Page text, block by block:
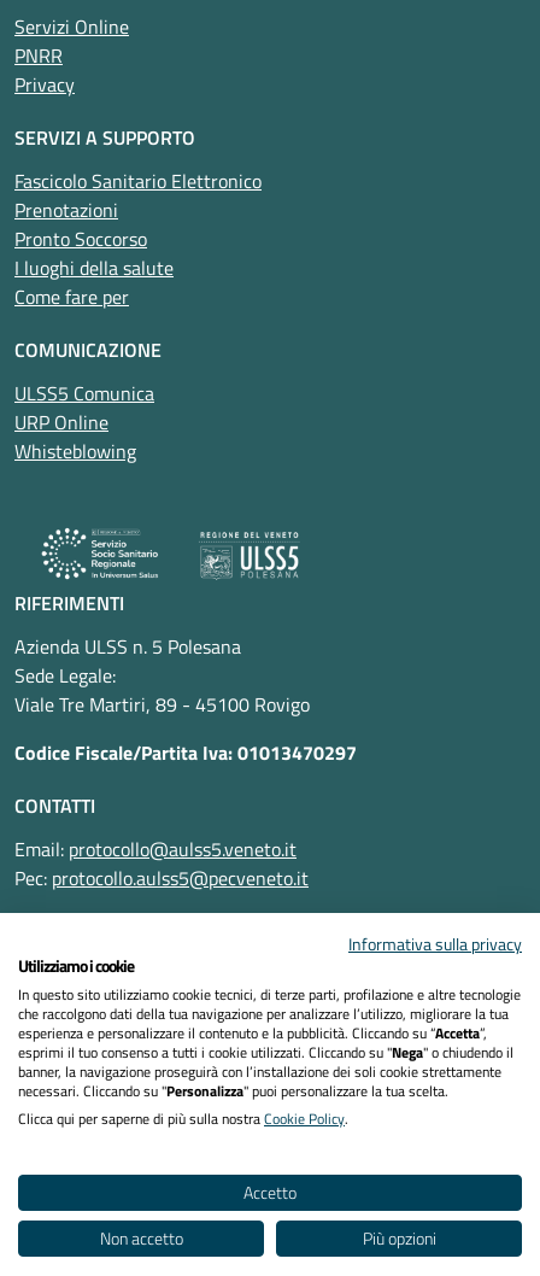
Servizi Online
PNRR
Privacy
SERVIZI A SUPPORTO
Fascicolo Sanitario Elettronico
Prenotazioni
Pronto Soccorso
I luoghi della salute
Come fare per
COMUNICAZIONE
ULSS5 Comunica
URP Online
Whisteblowing
RIFERIMENTI
Azienda ULSS n. 5 Polesana
Sede Legale:
Viale Tre Martiri, 89 - 45100 Rovigo
Codice Fiscale/Partita Iva: 01013470297
CONTATTI
Email: protocollo@aulss5.veneto.it
Pec: protocollo.aulss5@pecveneto.it
Informativa privacy
Dichiarazione di accessibilità
Mappa del sito
Informativa sulla privacy
Utilizziamo i cookie
In questo sito utilizziamo cookie tecnici, di terze parti, profilazione e altre tecnologie
che raccolgono dati della tua navigazione per analizzare l’utilizzo, migliorare la tua
esperienza e personalizzare il contenuto e la pubblicità. Cliccando su “Accetta”,
esprimi il tuo consenso a tutti i cookie utilizzati. Cliccando su "Nega" o chiudendo il
banner, la navigazione proseguirà con l’installazione dei soli cookie strettamente
necessari. Cliccando su "Personalizza" puoi personalizzare la tua scelta.
Clicca qui per saperne di più sulla nostraCookie Policy.
Accetto
Non accetto
Più opzioni